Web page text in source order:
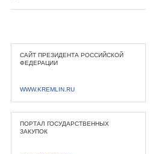
САЙТ ПРЕЗИДЕНТА РОССИЙСКОЙ
ФЕДЕРАЦИИ
WWW.KREMLIN.RU
ПОРТАЛ ГОСУДАРСТВЕННЫХ
ЗАКУПОК